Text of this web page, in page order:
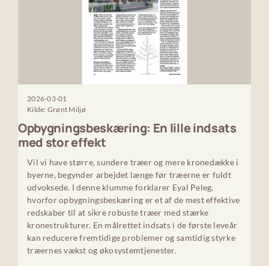
2026-03-01
Kilde: Grønt Miljø
Opbygningsbeskæring: En lille indsats
med stor effekt
Vil vi have større, sundere træer og mere kronedække i
byerne, begynder arbejdet længe før træerne er fuldt
udvoksede. I denne klumme forklarer Eyal Peleg,
hvorfor opbygningsbeskæring er et af de mest effektive
redskaber til at sikre robuste træer med stærke
kronestrukturer. En målrettet indsats i de første leveår
kan reducere fremtidige problemer og samtidig styrke
træernes vækst og økosystemtjenester.